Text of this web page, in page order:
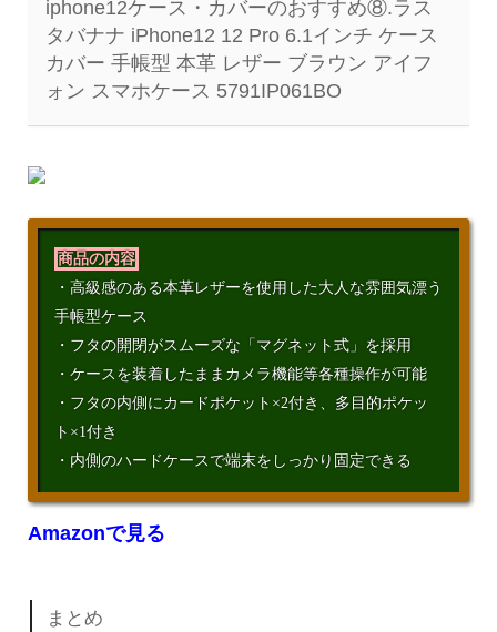
iphone12ケース・カバーのおすすめ⑧.ラス
タバナナ iPhone12 12 Pro 6.1インチ ケース
カバー 手帳型 本革 レザー ブラウン アイフ
ォン スマホケース 5791IP061BO
商品の内容
・高級感のある本革レザーを使用した大人な雰囲気漂う
手帳型ケース
・フタの開閉がスムーズな「マグネット式」を採用
・ケースを装着したままカメラ機能等各種操作が可能
・フタの内側にカードポケット×2付き、多目的ポケッ
ト×1付き
・内側のハードケースで端末をしっかり固定できる
Amazonで見る
まとめ